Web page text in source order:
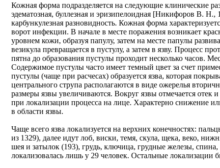
Кожная форма подразделяется на следующие клинические
эдематозная, буллезная и эризипелоидная [Никифоров В. Н.,
карбункулезная разновидность. Кожная форма
ворот инфекции. В начале в месте поражения возникает
уровнем кожи, образуя папулу, затем на месте папулы
везикула превращается в пустулу, а затем в язву. Процесс
пятна до образования пустулы проходит несколько часов.
Содержимое пустулы часто имеет темный цвет за счет
пустулы (чаще при расчесах) образуется язва, которая
центрального струпа располагаются в виде ожерелья
размеры язвы увеличиваются. Вокруг язвы отмечается
при локализации процесса на лице. Характерно снижение
в области язвы.
Чаще всего язва локализуется на верхних конечностях:
из 1329), далее идут лоб, виски, темя, скула, щека, веко,
шея и затылок (193), грудь, ключица, грудные железы,
локализовалась лишь у 29 человек. Остальные локализации